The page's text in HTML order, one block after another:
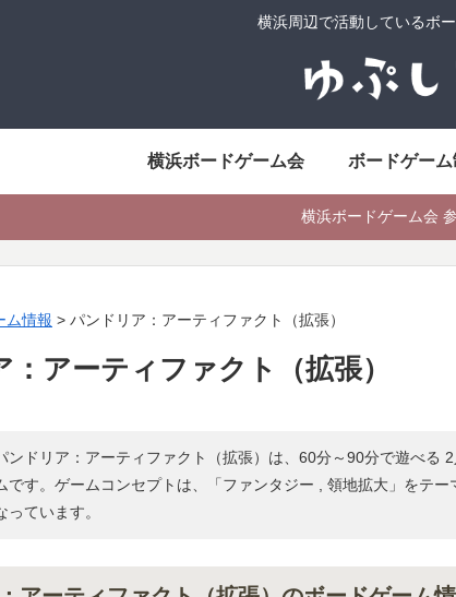
横浜周辺で活動しているボ
横浜ボードゲーム会 ボードゲー
横浜ボードゲーム会
ム情報 > パンドリア：アーティファクト（拡張）
アーティファクト（拡張）
ンドリア：アーティファクト（拡張）は、60分～90分で遊べる
です。ゲームコンセプトは、「ファンタジー , 領地拡大 」をテ
っています。